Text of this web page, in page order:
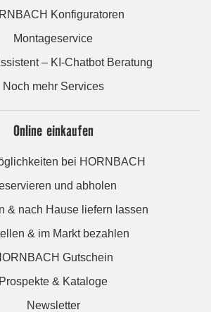
Konfiguratoren
Montageservice
– KI-Chatbot Beratung
Noch mehr Services
Online einkaufen
bei HORNBACH
und abholen
& nach Hause liefern lassen
& im Markt bezahlen
Gutschein
Prospekte & Kataloge
Newsletter